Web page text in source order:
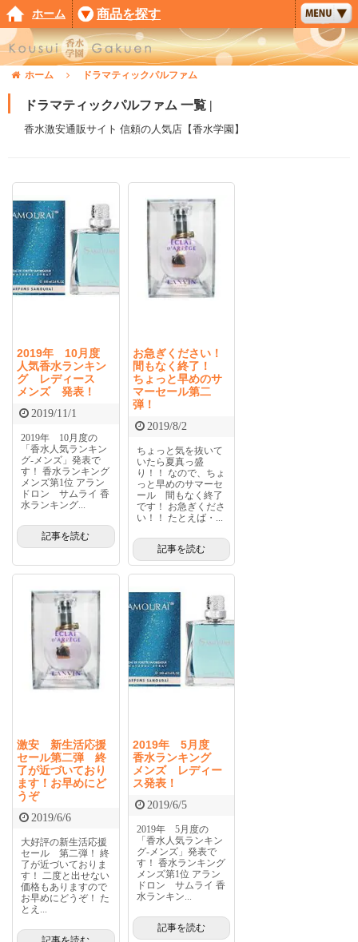
ホーム 商品を探す
ホーム ドラマティックパルファム
ドラマティックパルファム 一覧 |
香水激安通販サイト 信頼の人気店【香水学園】
2019年 10月度
人気香水ランキン
グ レディース
メンズ 発表！
2019/11/1
2019年 10月度の
「香水人気ランキン
グ-メンズ」発表で
す！ 香水ランキング
メンズ第1位 アラン
ドロン サムライ 香
水ランキング...
記事を読む
お急ぎください！
間もなく終了！
ちょっと早めのサ
マーセール第二
弾！
2019/8/2
ちょっと気を抜いて
いたら夏真っ盛
り！！ なので、ちょ
っと早めのサマーセ
ール 間もなく終了
です！ お急ぎくださ
い！！ たとえば・...
記事を読む
激安 新生活応援
セール第二弾 終
了が近づいており
ます！お早めにど
うぞ
2019/6/6
大好評の新生活応援
セール 第二弾！ 終
了が近づいておりま
す！ 二度と出せない
価格もありますので
お早めにどうぞ！ た
とえ...
2019年 5月度
香水ランキング
メンズ レディー
ス発表！
2019/6/5
2019年 5月度の
「香水人気ランキン
グ-メンズ」発表で
す！ 香水ランキング
メンズ第1位 アラン
ドロン サムライ 香
水ランキン...
記事を読む